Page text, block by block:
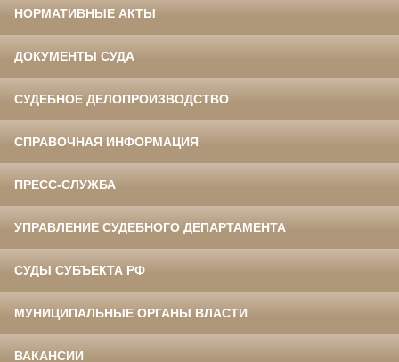
НОРМАТИВНЫЕ АКТЫ
ДОКУМЕНТЫ СУДА
СУДЕБНОЕ ДЕЛОПРОИЗВОДСТВО
СПРАВОЧНАЯ ИНФОРМАЦИЯ
ПРЕСС-СЛУЖБА
УПРАВЛЕНИЕ СУДЕБНОГО ДЕПАРТАМЕНТА
СУДЫ СУБЪЕКТА РФ
МУНИЦИПАЛЬНЫЕ ОРГАНЫ ВЛАСТИ
ВАКАНСИИ